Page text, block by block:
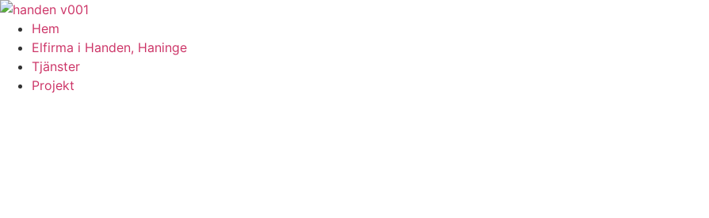
Skip
content
Hem
Elfirma i Handen, Haninge
Tjänster
Projekt